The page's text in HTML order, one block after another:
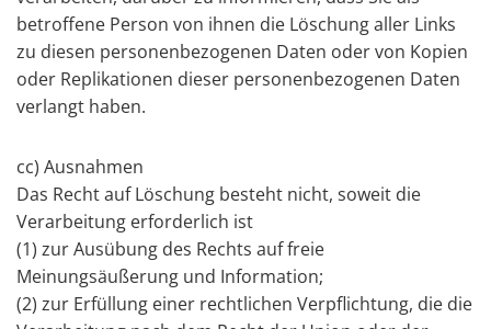
betroffene Person von ihnen die Löschung aller Links
zu diesen personenbezogenen Daten oder von Kopien
oder Replikationen dieser personenbezogenen Daten
verlangt haben.
cc) Ausnahmen
Das Recht auf Löschung besteht nicht, soweit die
Verarbeitung erforderlich ist
(1) zur Ausübung des Rechts auf freie
Meinungsäußerung und Information;
(2) zur Erfüllung einer rechtlichen Verpflichtung, die die